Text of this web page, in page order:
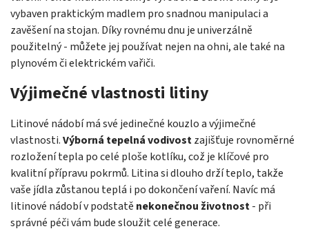
vybaven praktickým madlem pro snadnou manipulaci a
zavěšení na stojan. Díky rovnému dnu je univerzálně
použitelný - můžete jej používat nejen na ohni, ale také na
plynovém či elektrickém vařiči.
Výjimečné vlastnosti litiny
Litinové nádobí má své jedinečné kouzlo a výjimečné
vlastnosti.Výborná tepelná vodivostzajišťuje rovnoměrné
rozložení tepla po celé ploše kotlíku, což je klíčové pro
kvalitní přípravu pokrmů. Litina si dlouho drží teplo, takže
vaše jídla zůstanou teplá i po dokončení vaření. Navíc má
litinové nádobí v podstatě nekonečnou životnost- při
správné péči vám bude sloužit celé generace.